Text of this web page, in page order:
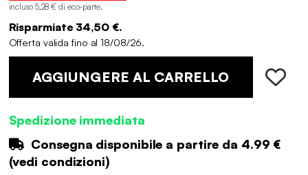
incluso 5,28 € di eco-parte.
Risparmiate 34,50 €.
Offerta valida fino al 18/08/26.
AGGIUNGERE AL CARRELLO
Spedizione immediata
Consegna disponibile a partire da 4.99 €
(vedi condizioni)